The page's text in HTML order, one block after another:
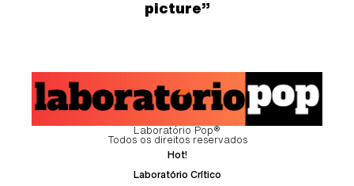
picture”
Laboratório Pop®
Todos os direitos reservados
Hot!
Laboratório Crítico